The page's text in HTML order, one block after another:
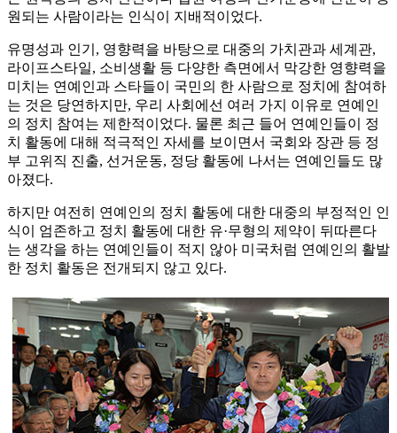
원되는 사람이라는 인식이 지배적이었다.
유명성과 인기, 영향력을 바탕으로 대중의 가치관과 세계관,
라이프스타일, 소비생활 등 다양한 측면에서 막강한 영향력을
미치는 연예인과 스타들이 국민의 한 사람으로 정치에 참여하
는 것은 당연하지만, 우리 사회에선 여러 가지 이유로 연예인
의 정치 참여는 제한적이었다. 물론 최근 들어 연예인들이 정
치 활동에 대해 적극적인 자세를 보이면서 국회와 장관 등 정
부 고위직 진출, 선거운동, 정당 활동에 나서는 연예인들도 많
아졌다.
하지만 여전히 연예인의 정치 활동에 대한 대중의 부정적인 인
식이 엄존하고 정치 활동에 대한 유·무형의 제약이 뒤따른다
는 생각을 하는 연예인들이 적지 않아 미국처럼 연예인의 활발
한 정치 활동은 전개되지 않고 있다.